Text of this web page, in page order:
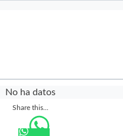
No ha datos
Share this...